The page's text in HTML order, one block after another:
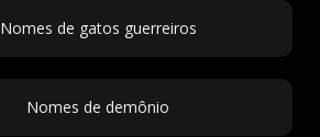
Nomes de gatos guerreiros
Nomes de demônio